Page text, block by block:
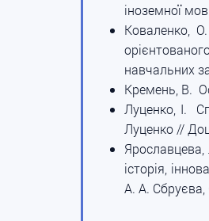
іноземної
Коваленко,
навчальних
Кремень, В.
Луценко, І.
Луценко //
Ярославцева,
історія,
А. А.